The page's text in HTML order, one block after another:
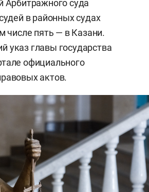
Арбитражного суда
в районных судах
числе пять — в Казани.
указ главы государства
официального
актов.